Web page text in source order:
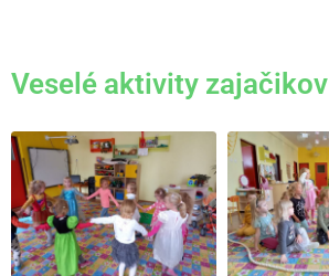
Veselé aktivity zajačikov